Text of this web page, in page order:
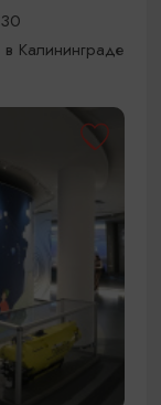
в Калининграде